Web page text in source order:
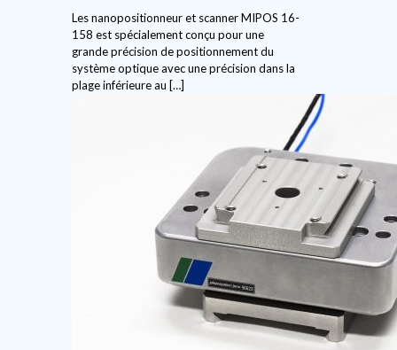
Les nanopositionneur et scanner MIPOS 16-
158 est spécialement conçu pour une
grande précision de positionnement du
système optique avec une précision dans la
plage inférieure au […]